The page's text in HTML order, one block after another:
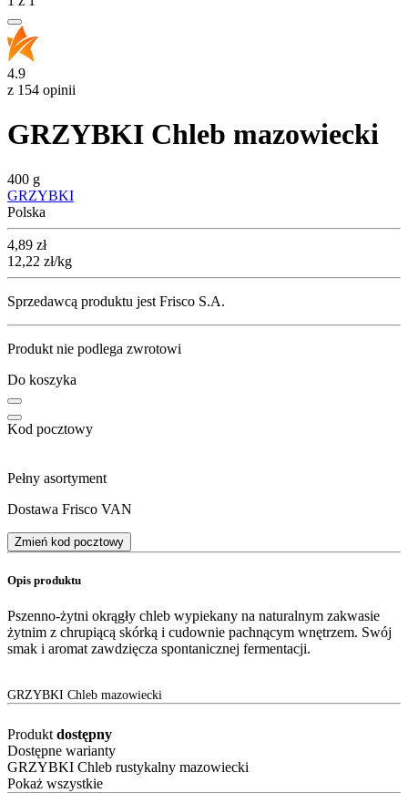
4.9
z 154 opinii
GRZYBKI Chleb mazowiecki
400 g
GRZYBKI
Polska
Cena
4,89 zł
12,22 zł/kg
Sprzedawcą produktu jest Frisco S.A.
Produkt nie podlega zwrotowi
Do koszyka
Kod pocztowy
Pełny asortyment
Dostawa Frisco VAN
Zmień kod pocztowy
Opis produktu
Pszenno-żytni okrągły chleb wypiekany na naturalnym zakwasie
żytnim z chrupiącą skórką i cudownie pachnącym wnętrzem. Swój
smak i aromat zawdzięcza spontanicznej fermentacji.
GRZYBKI Chleb mazowiecki
Produkt dostępny
Dostępne warianty
GRZYBKI Chleb rustykalny mazowiecki
Pokaż wszystkie